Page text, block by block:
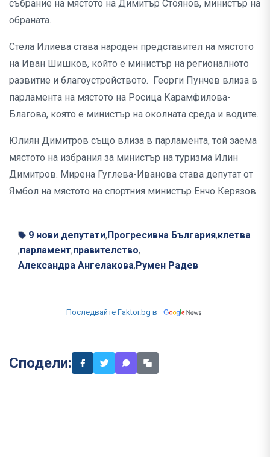
събрание на мястото на Димитър Стоянов, министър на
обраната.
Стела Илиева става народен представител на мястото
на Иван Шишков, който е министър на регионалното
развитие и благоустройството. Георги Пунчев влиза в
парламента на мястото на Росица Карамфилова-
Благова, която е министър на околната среда и водите.
Юлиян Димитров също влиза в парламента, той заема
мястото на избрания за министър на туризма Илин
Димитров. Мирена Гуглева-Иванова става депутат от
Ямбол на мястото на спортния министър Енчо Керязов.
9 нови депутати, Прогресивна България,клетва
,парламент,правителство,
Александра Ангелакова, Румен Радев
Последвайте Faktor.bg в
Сподели: